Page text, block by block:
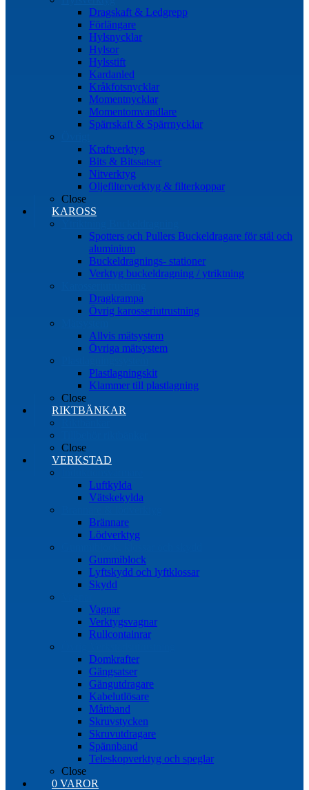
Dragskaft & Ledgrepp
Förlängare
Hylsnycklar
Hylsor
Hylsstift
Kardanled
Kråkfotsnycklar
Momentnycklar
Momentomvandlare
Spärrskaft & Spärrnycklar
Kraftverktyg
Bits & Bitssatser
Nitverktyg
Oljefilterverktyg & filterkoppar
Close
KAROSS
Spotters och Pullers Buckeldragare för stål och
aluminium
Buckeldragnings- stationer
Verktyg buckeldragning / ytriktning
Dragkrampa
Övrig karosseriutrustning
Allvis mätsystem
Övriga mätsystem
Plastlagningskit
Klammer till plastlagning
Close
RIKTBÄNKAR
Close
VERKSTAD
Luftkylda
Vätskekylda
Brännare
Lödverktyg
Gummiblock
Lyftskydd och lyftklossar
Skydd
Vagnar
Verktygsvagnar
Rullcontainrar
Domkrafter
Gängsatser
Gängutdragare
Kabelutlösare
Måttband
Skruvstycken
Skruvutdragare
Spännband
Teleskopverktyg och speglar
Close
0 VAROR